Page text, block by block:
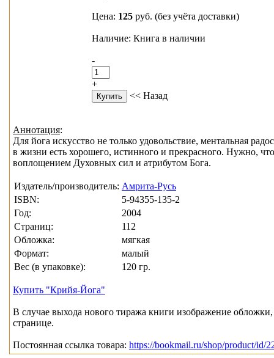
Цена: 125 руб. (без учёта доставки)
Наличие: Книга в наличии
-
+
<< Назад
Аннотация:
Для йога искусство не только удовольствие, ментальная
в жизни есть хорошего, истинного и прекрасного. Нужно,
воплощением Духовных сил и атрибутом Бога.
Издатель/производитель: Амрита-Русь
ISBN:
5-94355-135-2
Год:
2004
Страниц:
112
Обложка:
мягкая
Формат:
малый
Вес (в упаковке):
120 гр.
Купить "Крийя-Йога"
В случае выхода нового тиража книги изображение
странице.
Постоянная ссылка товара: https://bookmail.ru/shop/product/id/